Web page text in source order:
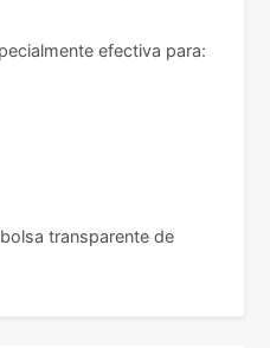
efectiva para:
transparente de